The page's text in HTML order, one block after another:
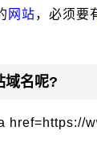
网站，必须要
域名呢?